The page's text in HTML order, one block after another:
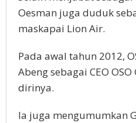
Oesman juga duduk
maskapai Lion Air.
Pada awal tahun 2012,
Abeng sebagai CEO
dirinya.
Ia juga mengumumkan